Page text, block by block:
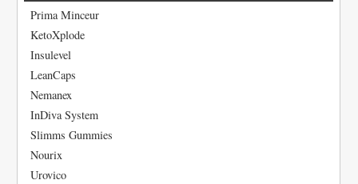
Prima Minceur
KetoXplode
Insulevel
LeanCaps
Nemanex
InDiva System
Slimms Gummies
Nourix
Urovico